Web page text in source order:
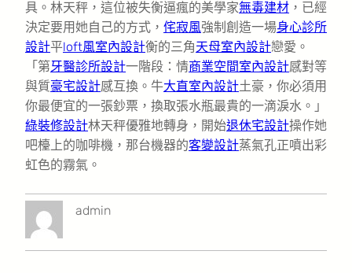
具。林天秤，這位被失衡逼瘋的美學家無毒建材 ，已經
決定要用她自己的方式， 侘寂風強制創造一場身心診所
設計平loft風室內設計衡的三角天母室內設計戀愛。
「第牙醫診所設計一階段：情商業空間室內設計感對等
與質豪宅設計感互換。牛大直室內設計土豪，你必須用
你最便宜的一張鈔票，換取張水瓶最貴的一滴淚水。」
綠裝修設計林天秤優雅地轉身，開始退休宅設計操作她
吧檯上的咖啡機，那台機器的客變設計蒸氣孔正噴出彩
虹色的霧氣。
admin